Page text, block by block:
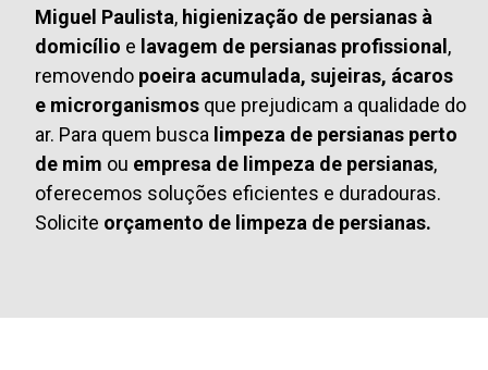
Miguel Paulista, higienização de persianas à
domicílio e lavagem de persianas profissional,
removendo poeira acumulada, sujeiras, ácaros
e microrganismos que prejudicam a qualidade do
ar. Para quem busca limpeza de persianas perto
de mim ou empresa de limpeza de persianas,
oferecemos soluções eficientes e duradouras.
Solicite orçamento de limpeza de persianas.